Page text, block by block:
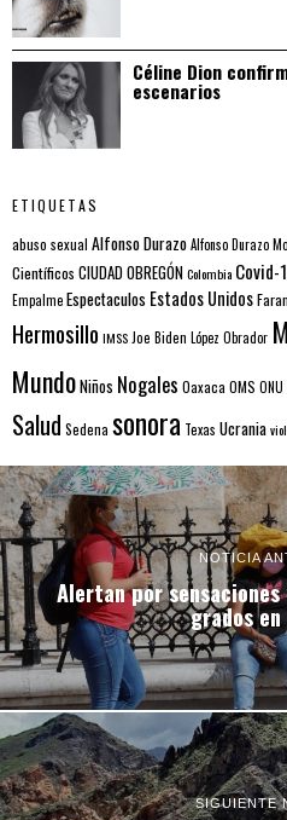
Céline Dion
escenarios
ETIQUETAS
abuso sexual Alfonso DurazoAlfonso Durazo
Científicos CIUDAD OBREGÓNColombia Covid-
EmpalmeEspectaculos Estados Unidos
Hermosillo IMSSJoe Biden López Obrador
MundoNiños Nogales Oaxaca OMS ONU
Salud Sedena sonora Texas Ucrania
NOTICIA
Alertan por
grados en
SIGUIENTE